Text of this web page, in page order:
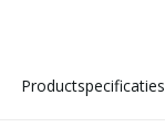
Productspecificaties